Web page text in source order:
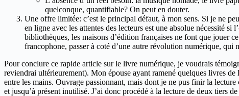
quelconque, quantifiable? On peut en douter.
Une offre limitée: c’est le principal défaut, à mon sens. Si je ne
en ligne avec les attentes des lecteurs est une absolue nécessité
bibliothèques, les maisons d’édition françaises ne font que jouer
francophone, passer à coté d’une autre révolution numérique,
Pour conclure ce rapide article sur le livre numérique, je voudrais
reviendrai ultérieurement). Mon épouse ayant ramené quelques livres
entre les mains. Ouvrage passionnant, mais dont je ne pus finir la
et jusqu’à présent inutilisé. J’ai donc procédé à la lecture de deux tiers